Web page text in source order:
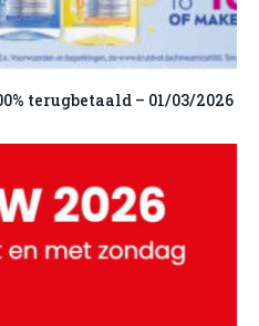
terugbetaald – 01/03/2026